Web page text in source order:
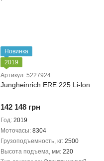
Новинка
2019
Артикул: 5227924
Jungheinrich ERE 225 Li-lon
142 148 грн
Год 2019
Моточасы 8304
Грузоподъемность, кг 2500
Высота подъема, мм 220